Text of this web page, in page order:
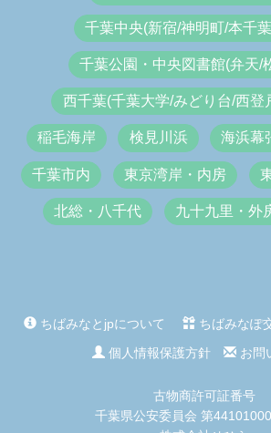
千葉中央(新宿/神明町/本千
千葉公園・中央図書館(弁天/
西千葉(千葉大学/みどり台/西登
稲毛海岸 検見川浜 海浜幕
千葉市内 東京湾岸・内房
北総・八千代 九十九里・外
ちばみなとjpについて ちばみなぽ
個人情報保護方針
お問
古物商許可証番号
千葉県公安委員会 第